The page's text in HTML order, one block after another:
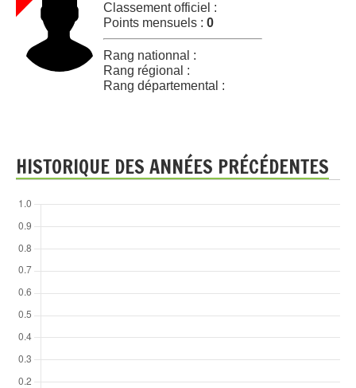
Classement officiel :
Points mensuels : 0
Rang nationnal :
Rang régional :
Rang départemental :
HISTORIQUE DES ANNÉES PRÉCÉDENTES